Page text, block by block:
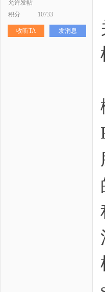
允许发帖
积分
10733
收听TA 发消息